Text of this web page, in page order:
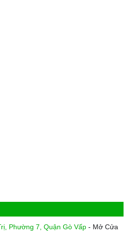
Phường 7, Quận Gò Vấp - Mở Cửa